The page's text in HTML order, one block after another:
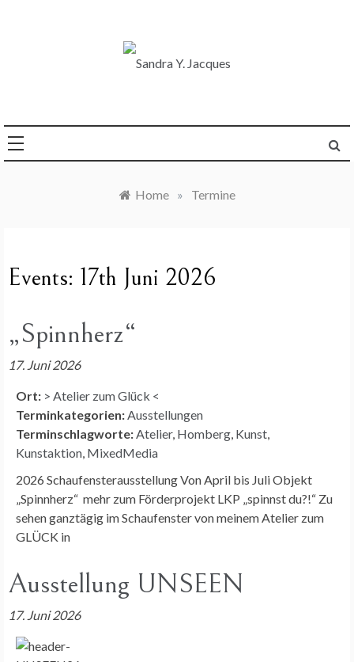
Home » Termine
Events: 17th Juni 2026
„Spinnherz“
17. Juni 2026
Ort: > Atelier zum Glück <
Terminkategorien:Ausstellungen
Terminschlagworte:Atelier, Homberg, Kunst,
Kunstaktion, MixedMedia
2026 Schaufensterausstellung Von April bis Juli Objekt
„Spinnherz“ mehr zum Förderprojekt LKP „spinnst du?!“ Zu
sehen ganztägig im Schaufenster von meinem Atelier zum
GLÜCK in
Ausstellung UNSEEN
17. Juni 2026